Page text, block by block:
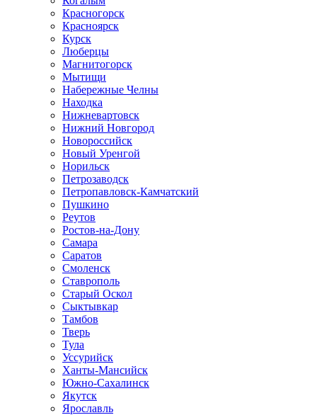
Красногорск
Красноярск
Курск
Люберцы
Магнитогорск
Мытищи
Набережные Челны
Находка
Нижневартовск
Нижний Новгород
Новороссийск
Новый Уренгой
Норильск
Петрозаводск
Петропавловск-Камчатский
Пушкино
Реутов
Ростов-на-Дону
Самара
Саратов
Смоленск
Ставрополь
Старый Оскол
Сыктывкар
Тамбов
Тверь
Тула
Уссурийск
Ханты-Мансийск
Южно-Сахалинск
Якутск
Ярославль